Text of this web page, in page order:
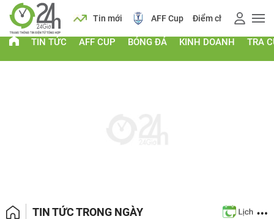
Lịch Tin mới AFF Cup Điểm chuẩn 2026
TIN TỨC AFF CUP BÓNG ĐÁ KINH DOANH TRA
TIN TỨC TRONG NGÀY